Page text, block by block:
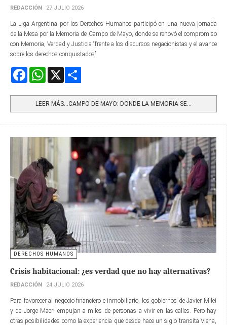
REDACCIÓN 27 JULIO 2026
La Liga Argentina por los Derechos Humanos participó en una nueva jornada
de la Mesa por la Memoria de Campo de Mayo, donde se renovó el compromiso
con Memoria, Verdad y Justicia “frente a los discursos negacionistas y el avance
sobre los derechos conquistados”.
FacebookWhatsApp
LEER MÁS…CAMPO DE MAYO: DONDE LA MEMORIA SE...
DERECHOS HUMANOS
Crisis habitacional: ¿es verdad que no hay alternativas?
REDACCIÓN 24 JULIO 2026
Para favorecer al negocio financiero e inmobiliario, los gobiernos de Javier Milei
y de Jorge Macri empujan a miles de personas a vivir en las calles. Pero hay
otras posibilidades como la experiencia que desde hace un siglo transita Viena,